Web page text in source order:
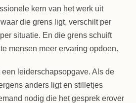
kern van het werk uit
die grens ligt, verschilt per
situatie. En die grens schuift
mensen meer ervaring opdoen.
leiderschapsopgave. Als de
anders ligt en stilletjes
nodig die het gesprek erover